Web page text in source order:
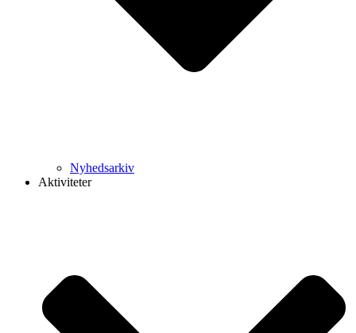
Nyhedsarkiv
Aktiviteter